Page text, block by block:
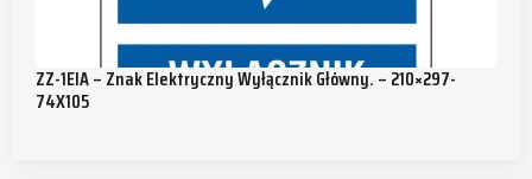
ZZ-1EIA – Znak Elektryczny Wyłącznik Główny. – 210×297-
74X105